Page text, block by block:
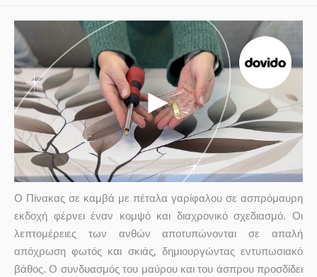
Ο Πίνακας σε καμβά με πέταλα γαρίφαλου σε ασπρόμαυρη
εκδοχή φέρνει έναν κομψό και διαχρονικό σχεδιασμό. Οι
λεπτομέρειες των ανθών αποτυπώνονται σε απαλή
απόχρωση φωτός και σκιάς, δημιουργώντας εντυπωσιακό
βάθος. Ο συνδυασμός του μαύρου και του άσπρου προσδίδει